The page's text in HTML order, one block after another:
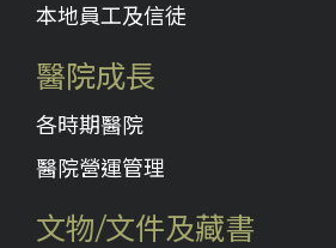
本地員工及信徒
醫院成長
各時期醫院
醫院營運管理
文物/文件及藏書